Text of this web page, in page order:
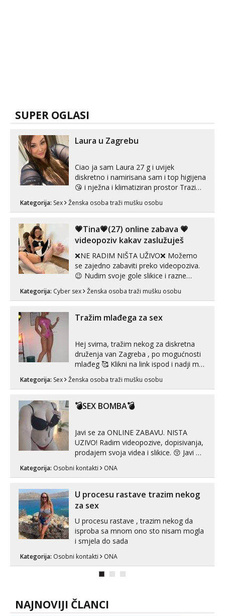
SUPER OGLASI
Laura u Zagrebu
Ciao ja sam Laura 27 g i uvijek
diskretno i namirisana sam i top higijena
😘 i nježna i klimatiziran prostor Trazim
Pusenje i gutanje sperme Erotsko rublje
tijelu Iskljucivo neradim analni !!! I
neljubim se Wha...
Kategorija: Sex Ženska osoba traži mušku osobu
💗Tina💗(27) online zabava 💗
videopoziv kakav zaslužuješ
❌NE RADIM NIŠTA UŽIVO❌ Možemo
se zajedno zabaviti preko videopoziva.
😉 Nudim svoje gole slikice i razne
videouradke. 🤩 Za online zabavu pošalji
poruku na Whatsapp, Telegram ili Viber.
autentičnosti možeš me vidjeti na
videopozivu. 😉 S vama sam vec 5 ...
Kategorija: Cyber sex Ženska osoba traži mušku osobu
Tražim mlađega za sex
Hej svima, tražim nekog za diskretna
druženja van Zagreba , po mogućnosti
mlađeg 🥰 Klikni na link ispod i nadji me
Kategorija: Sex Ženska osoba traži mušku osobu
💣SEX BOMBA💣
Javi se za ONLINE ZABAVU. NISTA
UZIVO! Radim videopozive, dopisivanja,
prodajem svoja videa i slikice. 😚 Javi mi
Telegram. +385 91 723 0045
Kategorija: Osobni kontakti ONA
U procesu rastave trazim nekog
za sex
U procesu rastave , trazim nekog da
isproba sa mnom ono sto nisam mogla
i smjela do sada
Kategorija: Osobni kontakti ONA
NAJNOVIJI ČLANCI